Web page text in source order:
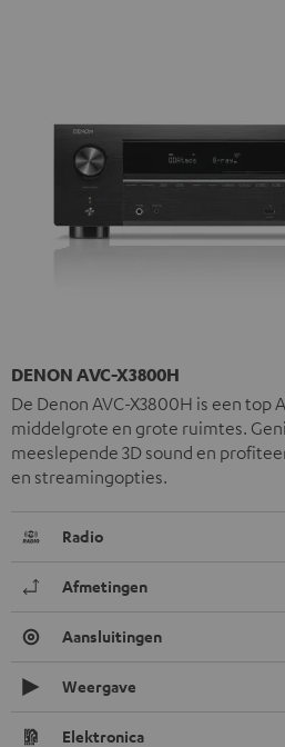
DENON AVC-X3800H
De Denon AVC-X3800H is een top
middelgrote en grote ruimtes.
meeslepende 3D sound en
en streamingopties.
Radio
Afmetingen
Aansluitingen
Weergave
Elektronica